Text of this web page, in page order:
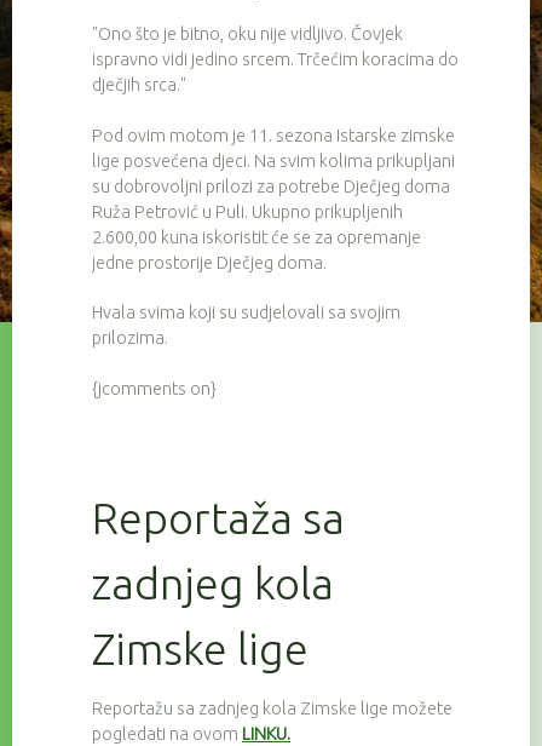
"Ono što je bitno, oku nije vidljivo. Čovjek
ispravno vidi jedino srcem. Trčećim koracima do
dječjih srca."
Pod ovim motom je 11. sezona Istarske zimske
lige posvećena djeci. Na svim kolima prikupljani
su dobrovoljni prilozi za potrebe Dječjeg doma
Ruža Petrović u Puli. Ukupno prikupljenih
2.600,00 kuna iskoristit će se za opremanje
jedne prostorije Dječjeg doma.
Hvala svima koji su sudjelovali sa svojim
prilozima.
{jcomments on}
Reportaža sa
zadnjeg kola
Zimske lige
Reportažu sa zadnjeg kola Zimske lige možete
pogledati na ovom LINKU.